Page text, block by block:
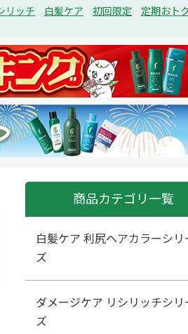
リッチ 白髪ケア 初回限定 定期おト
商品カテゴリ一覧
白髪ケア 利尻ヘアカラーシリ
ズ
ダメージケア リシリッチシリ
ズ